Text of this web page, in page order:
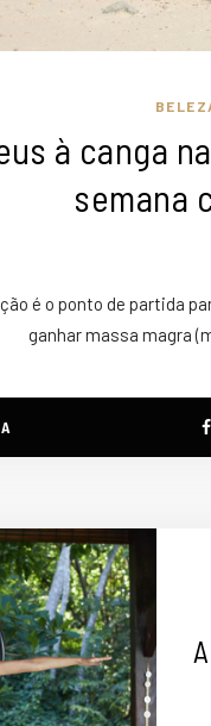
à canga
semana
é o ponto de partida
ganhar massa magra